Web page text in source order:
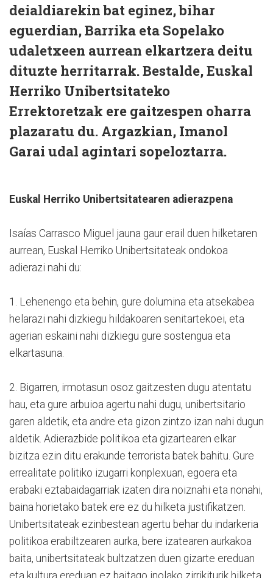
deialdiarekin bat eginez, bihar
eguerdian, Barrika eta Sopelako
udaletxeen aurrean elkartzera deitu
dituzte herritarrak. Bestalde, Euskal
Herriko Unibertsitateko
Errektoretzak ere gaitzespen oharra
plazaratu du. Argazkian, Imanol
Garai udal agintari sopeloztarra.
Euskal Herriko Unibertsitatearen adierazpena
Isaías Carrasco Miguel jauna gaur erail duen hilketaren
aurrean, Euskal Herriko Unibertsitateak ondokoa
adierazi nahi du:
1. Lehenengo eta behin, gure dolumina eta atsekabea
helarazi nahi dizkiegu hildakoaren senitartekoei, eta
agerian eskaini nahi dizkiegu gure sostengua eta
elkartasuna.
2. Bigarren, irmotasun osoz gaitzesten dugu atentatu
hau, eta gure arbuioa agertu nahi dugu, unibertsitario
garen aldetik, eta andre eta gizon zintzo izan nahi dugun
aldetik. Adierazbide politikoa eta gizartearen elkar
bizitza ezin ditu erakunde terrorista batek bahitu. Gure
errealitate politiko izugarri konplexuan, egoera eta
erabaki eztabaidagarriak izaten dira noiznahi eta nonahi,
baina horietako batek ere ez du hilketa justifikatzen.
Unibertsitateak ezinbestean agertu behar du indarkeria
politikoa erabiltzearen aurka, bere izatearen aurkakoa
baita, unibertsitateak bultzatzen duen gizarte ereduan
eta kultura ereduan ez baitago inolako zirrikiturik hilketa